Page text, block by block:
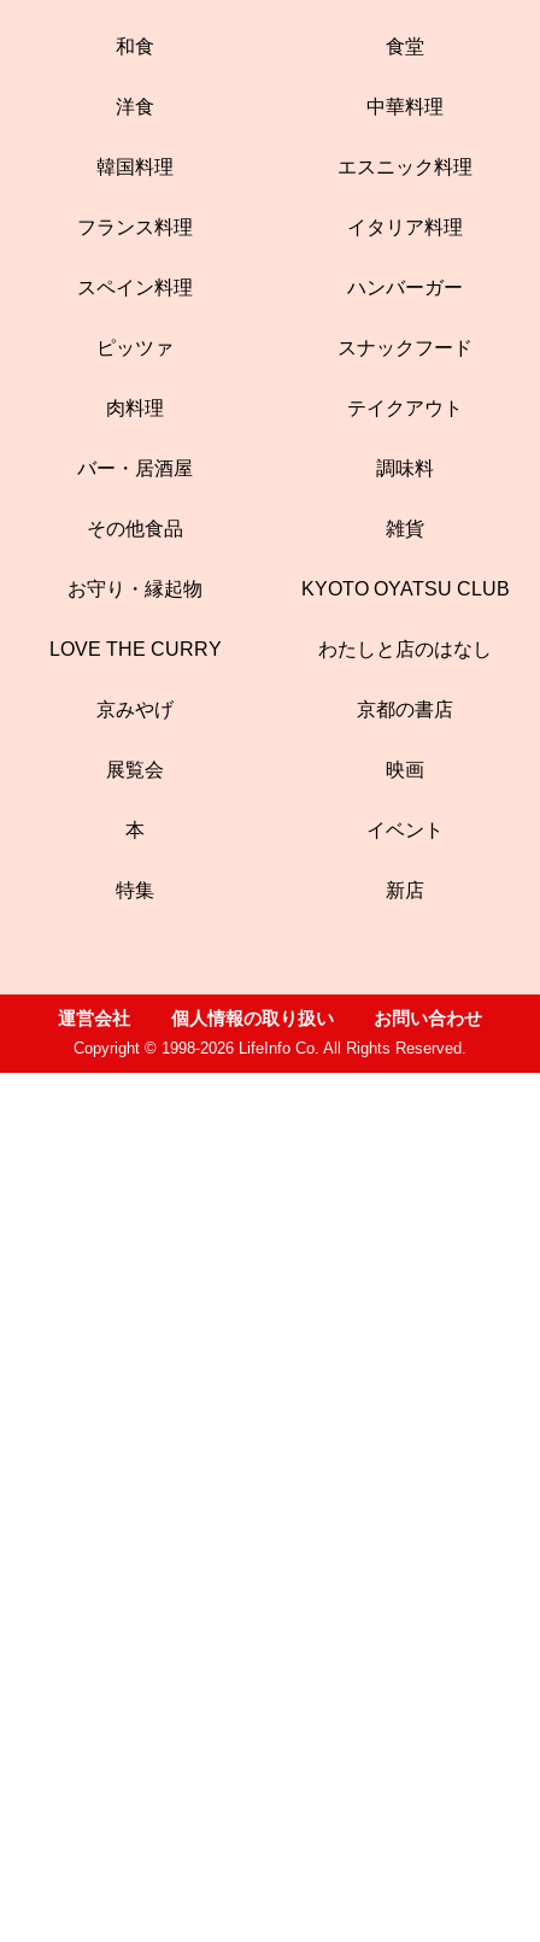
和食 食堂
洋食 中華料理
韓国料理 エスニック料理
フランス料理 イタリア料理
スペイン料理 ハンバーガー
ピッツァ スナックフード
肉料理 テイクアウト
バー・居酒屋 調味料
その他食品 雑貨
お守り・縁起物 KYOTO OYATSU CLUB
LOVE THE CURRY わたしと店のはなし
京みやげ 京都の書店
展覧会 映画
本 イベント
特集 新店
運営会社 個人情報の取り扱い お問い合わせ
Copyright © 1998-2026 LifeInfo Co. All Rights Reserved.